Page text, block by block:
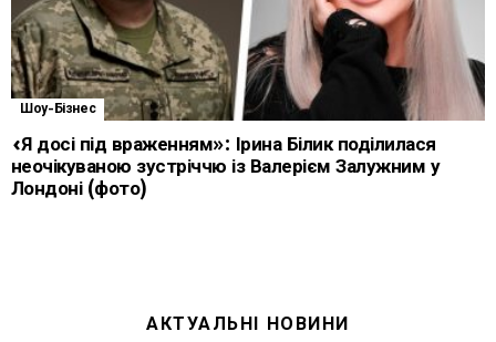
Шоу-Бізнес
«Я досі під враженням»: Ірина Білик поділилася
неочікуваною зустріччю із Валерієм Залужним у
Лондоні (фото)
АКТУАЛЬНІ НОВИНИ